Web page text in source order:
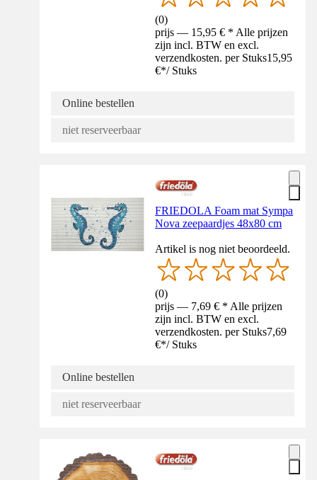
(0)
prijs — 15,95 € * Alle prijzen
zijn incl. BTW en excl.
verzendkosten. per Stuks15,95
€*/ Stuks
Online bestellen
niet reserveerbaar
FRIEDOLA Foam mat Sympa
Nova zeepaardjes 48x80 cm
Artikel is nog niet beoordeeld.
(0)
prijs — 7,69 € * Alle prijzen
zijn incl. BTW en excl.
verzendkosten. per Stuks7,69
€*/ Stuks
Online bestellen
niet reserveerbaar